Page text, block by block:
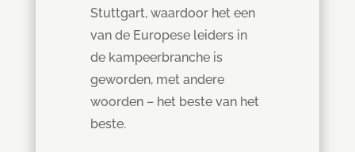
Stuttgart, waardoor het een
van de Europese leiders in
de kampeerbranche is
geworden, met andere
woorden – het beste van het
beste.